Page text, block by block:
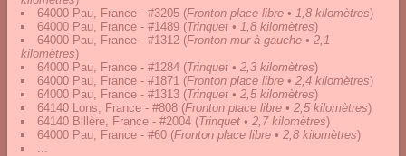
64000 Pau, France - #3205 (Fronton place libre • 1,8 kilomètres)
64000 Pau, France - #1489 (Trinquet • 1,8 kilomètres)
64000 Pau, France - #1312 (Fronton mur à gauche • 2,1
kilomètres)
64000 Pau, France - #1284 (Trinquet • 2,3 kilomètres)
64000 Pau, France - #1871 (Fronton place libre • 2,4 kilomètres)
64000 Pau, France - #1313 (Trinquet • 2,5 kilomètres)
64140 Lons, France - #808 (Fronton place libre • 2,5 kilomètres)
64140 Billère, France - #2004 (Trinquet • 2,7 kilomètres)
64000 Pau, France - #60 (Fronton place libre • 2,8 kilomètres)
...